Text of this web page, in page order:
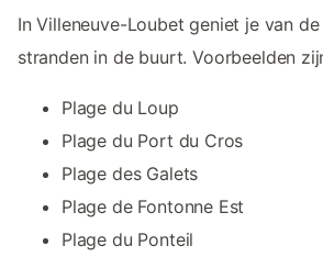
In Villeneuve-Loubet geniet je van
stranden in de buurt. Voorbeelden
Plage du Loup
Plage du Port du Cros
Plage des Galets
Plage de Fontonne Est
Plage du Ponteil